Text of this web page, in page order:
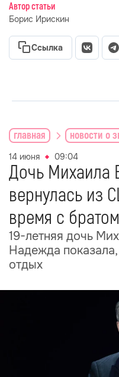
Автор статьи
Борис Ирискин
Ссылка
главная новости о
14 июня 09:04
Дочь Михаила
вернулась из
время с
19-летняя дочь
Надежда
отдых